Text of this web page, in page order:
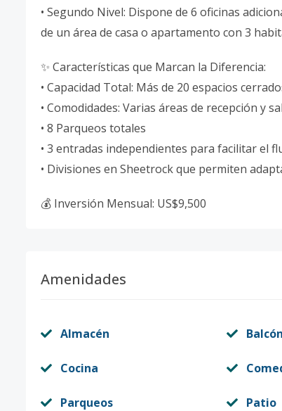
• Segundo Nivel: Dispone de 6 oficinas
de un área de casa o apartamento con 3
✨ Características que Marcan la Diferencia:
• Capacidad Total: Más de 20 espacios
• Comodidades: Varias áreas de recepción y
• 8 Parqueos totales
• 3 entradas independientes para facilitar el
• Divisiones en Sheetrock que permiten
💰 Inversión Mensual: US$9,500
Amenidades
Almacén Balcón
Cocina
Parqueos Patio